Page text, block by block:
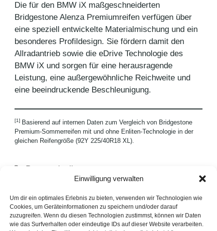
Einwilligung verwalten
Um dir ein optimales Erlebnis zu bieten, verwenden wir Technologien wie
Cookies, um Geräteinformationen zu speichern und/oder darauf
zuzugreifen. Wenn du diesen Technologien zustimmst, können wir Daten
wie das Surfverhalten oder eindeutige IDs auf dieser Website verarbeiten.
Die für den BMW iX maßgeschneiderten
Bridgestone Alenza Premiumreifen verfügen über
eine speziell entwickelte Materialmischung und ein
besonderes Profildesign. Sie fördern damit den
Allradantrieb sowie die eDrive Technologie des
BMW iX und sorgen für eine herausragende
Leistung, eine außergewöhnliche Reichweite und
eine beeindruckende Beschleunigung.
[1] Basierend auf internen Daten zum Vergleich von Bridgestone
Premium-Sommerreifen mit und ohne Enliten-Technologie in der
gleichen Reifengröße (92Y 225/40R18 XL).
Kategorien
Pressemitteilungen
Elektromobilität
Klassiker neu gedacht: Rezept für den
Weihnachtsbrunch
Festtagsgrillen wird immer beliebter